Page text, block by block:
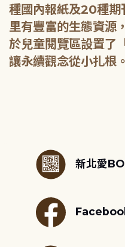
種國內報紙及20種期
里有豐富的生態資源
於兒童閱覽區設置了
新北愛